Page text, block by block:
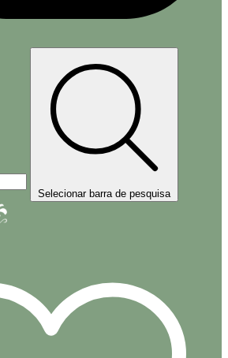
Selecionar barra de pesquisa